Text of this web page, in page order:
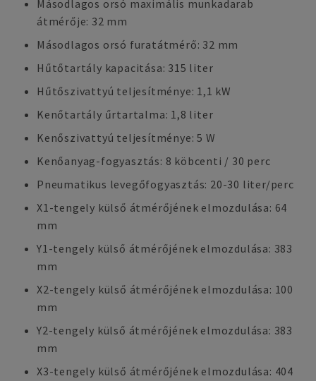
Másodlagos orsó maximális munkadarab
átmérője: 32 mm
Másodlagos orsó furatátmérő: 32 mm
Hűtőtartály kapacitása: 315 liter
Hűtőszivattyú teljesítménye: 1,1 kW
Kenőtartály űrtartalma: 1,8 liter
Kenőszivattyú teljesítménye: 5 W
Kenőanyag-fogyasztás: 8 köbcenti / 30 perc
Pneumatikus levegőfogyasztás: 20-30 liter/perc
X1-tengely külső átmérőjének elmozdulása: 64
mm
Y1-tengely külső átmérőjének elmozdulása: 383
mm
X2-tengely külső átmérőjének elmozdulása: 100
mm
Y2-tengely külső átmérőjének elmozdulása: 383
mm
X3-tengely külső átmérőjének elmozdulása: 404